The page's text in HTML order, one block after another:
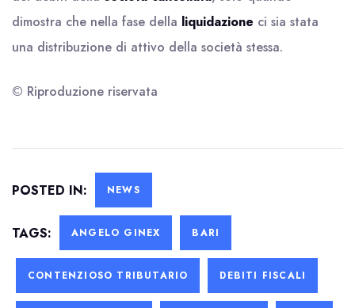
dimostra che nella fase della liquidazione ci sia stata
una distribuzione di attivo della società stessa.
© Riproduzione riservata
POSTED IN: NEWS
TAGS: ANGELO GINEX BARI
CONTENZIOSO TRIBUTARIO DEBITI FISCALI